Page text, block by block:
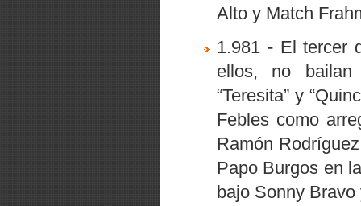
Alto y Match
1.981 - El tercer
ellos, no bailan
“Teresita” y
Febles como
Ramón
Papo Burgos en
bajo Sonny